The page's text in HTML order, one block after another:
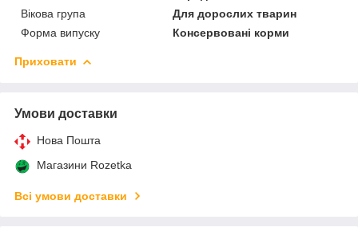
Вікова група
Для дорослих тварин
Форма випуску
Консервовані корми
Приховати
Умови доставки
Нова Пошта
Магазини Rozetka
Всі умови доставки